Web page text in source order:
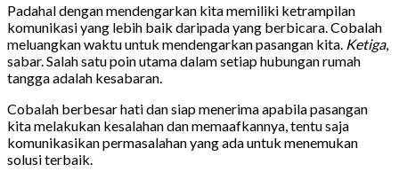
Padahal dengan mendengarkan kita memiliki ketrampilan
komunikasi yang lebih baik daripada yang berbicara. Cobalah
meluangkan waktu untuk mendengarkan pasangan kita. Ketiga,
sabar. Salah satu poin utama dalam setiap hubungan rumah
tangga adalah kesabaran.
Cobalah berbesar hati dan siap menerima apabila pasangan
kita melakukan kesalahan dan memaafkannya, tentu saja
komunikasikan permasalahan yang ada untuk menemukan
solusi terbaik.